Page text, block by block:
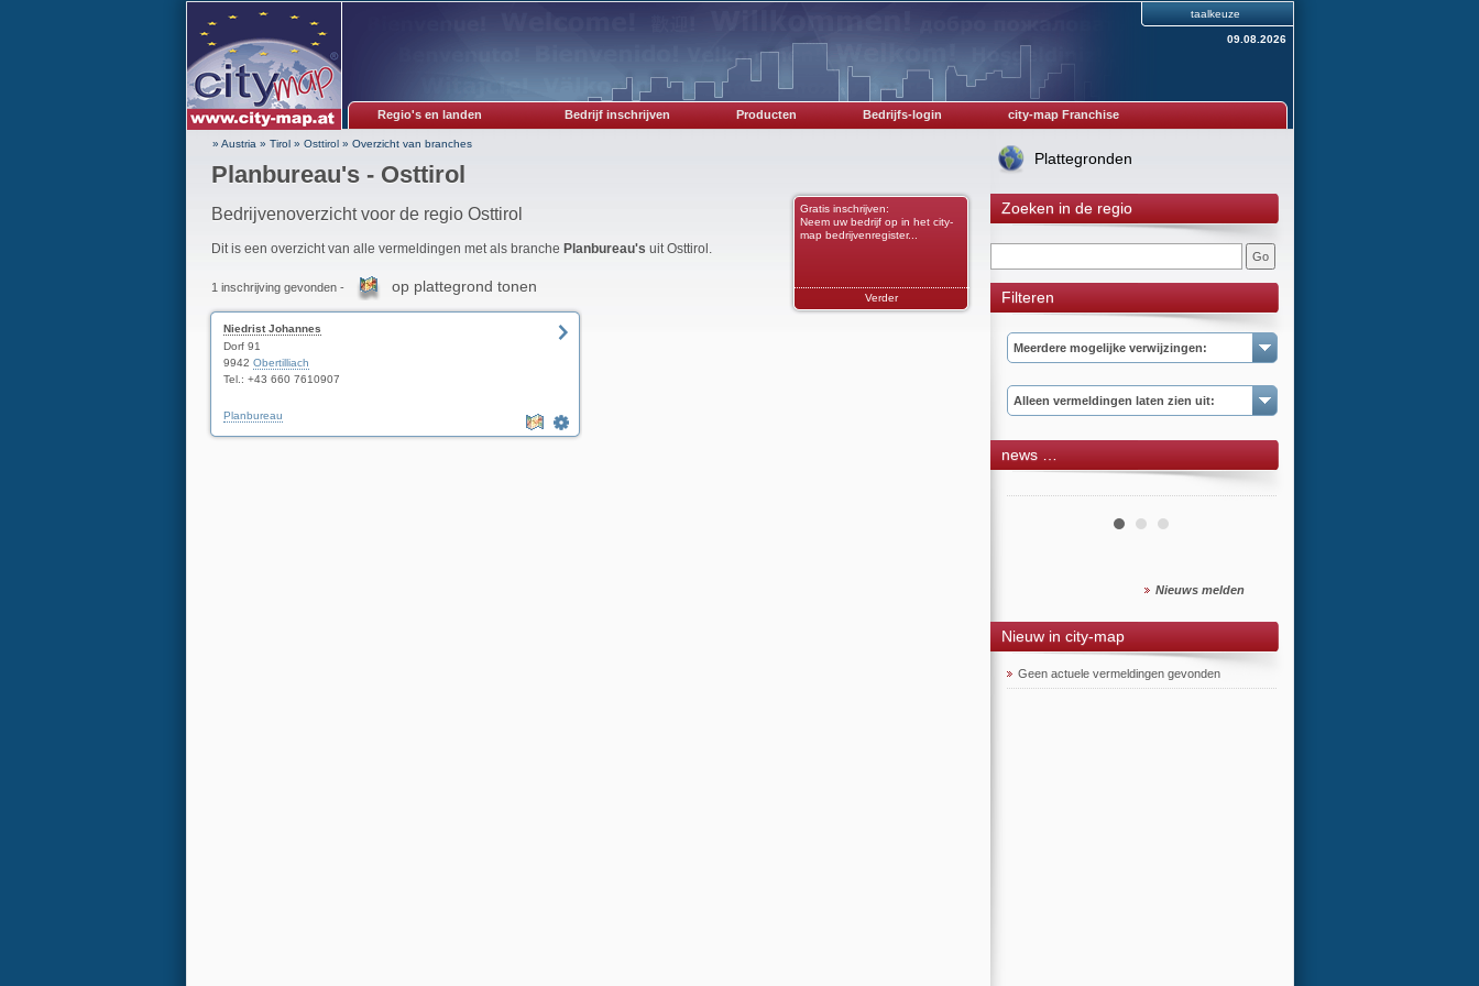
taalkeuze
09.08.2026
Regio's en landen Bedrijf inschrijven Producten Bedrijfs-login city-map Franchise
» Austria » Tirol» Osttirol» Overzicht van branches
Planbureau's - Osttirol
Bedrijvenoverzicht voor de regio Osttirol
Gratis inschrijven:
Neem uw bedrijf op in het city-
map bedrijvenregister...
Verder
Dit is een overzicht van alle vermeldingen met als branche Planbureau's uit Osttirol.
1 inschrijving gevonden - op plattegrond tonen
Niedrist Johannes
Dorf 91
9942 Obertilliach
Tel.: +43 660 7610907
Planbureau
Plattegronden
Zoeken in de regio
Filteren
Meerdere mogelijke verwijzingen:
Alleen vermeldingen laten zien uit:
news …
Nieuws melden
Nieuw in city-map
Geen actuele vermeldingen gevonden